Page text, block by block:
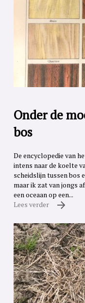
Onder de
bos
De encyclopedie van
intens naar de koelte
scheidslijn tussen bos
maar ik zat van jongs
een oceaan op een...
Lees verder